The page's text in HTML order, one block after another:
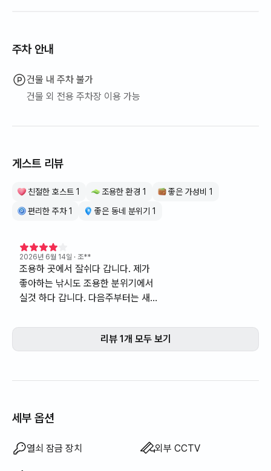
주차 안내
건물 내 주차 불가
건물 외 전용 주차장 이용 가능
게스트 리뷰
친절한 호스트 1 조용한 환경 1
좋은 가성비 1
편리한 주차 1
좋은 동네 분위기 1
2026년 6월 14일 · 조**
조용하 곳에서 잘쉬다 갑니다. 제가
좋아하는 낚시도 조용한 분위기에서
실것 하다 갑니다. 다음주부터는 새로
르지만 바다뷰도 좋믄곳 이었습니다.
리뷰 1개 모두 보기
세부 옵션
열쇠 잠금 장치 외부 CCTV
침구류 제공
에어컨
이용 불가:
디지털 도어락
이용 불가:
경비실 · 경비원
이용 불가:
세탁기
이용 불가:
건조기
이용 불가:
공용 가스레인지 · 인덕션
이용 불가:
공용 냉장고
이용 불가:
공용 건조기
이용 불가:
추가 침구류 가능
이용 불가:
보일러 (도시가스)
이용 불가:
식탁 및 의자
이용 불가:
옷장
이용 불가:
소파
이용 불가:
사무용 책상
드라이기
바디워시
샴푸 · 린스
비누
화장지
치약
수건
토퍼 · 접이식 매트리스
암막 커튼
빗자루
세탁 세제
식기 세정제
음식물 쓰레기 봉투
쓰레기 봉투
행주
수세미
청소기
전기 주전자
전기 밥솥
조리 도구 (도마, 칼, 가위 등)
냄비 · 후라이팬
기본 식기 (그릇, 컵 등)
야외 바베큐 시설
행거
좌식 식탁
기름(등유) 난방
LPG 가스
빨래 건조대
이용 불가: 욕조
이용 불가: 비데
이용 불가: 필터 샤워기
이용 불가: 칫솔
이용 불가: 블라인드
이용 불가: 섬유 유연제
이용 불가: 엘리베이터
이용 불가: 무료 피트니스
이용 불가: 수영장
이용 불가: 무료 공용 사우나
이용 불가: 스파 · 월풀
이용 불가: 자쿠지 · 히노끼탕
이용 불가: 테라스
이용 불가: 소파베드
이용 불가: 선풍기
이용 불가: 전기보일러
이용 불가: 신재생 에너지
이용 불가: 빔프로젝터
이용 불가: 유선 인터넷
이용 불가: 다리미
이용 불가: 세탁건조기 일체형